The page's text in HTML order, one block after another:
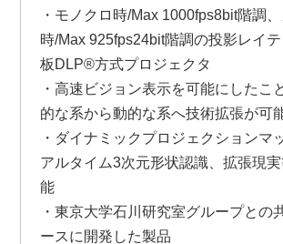
・モノクロ時/Max 1000fps8bit階調
時/Max 925fps24bit階調の投影レイ
板DLP®方式プロジェクタ
・高速ビジョン表示を可能にしたこ
的な系から動的な系へ技術拡張が可
・ダイナミックプロジェクションマ
アルタイム3次元形状認識、拡張現
能
・東京大学石川研究室グループとの
ースに開発した製品